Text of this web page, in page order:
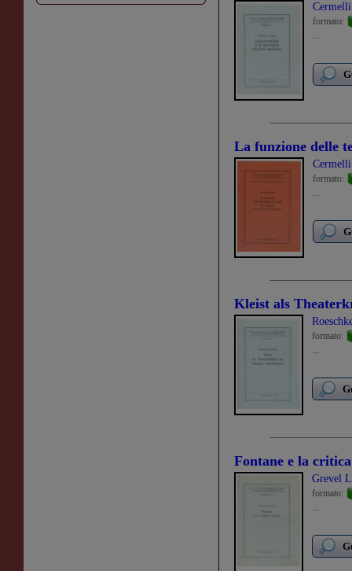
formato:
...
La funzione delle
formato:
...
Kleist als
formato:
...
Fontane e la
Grevel
formato:
...